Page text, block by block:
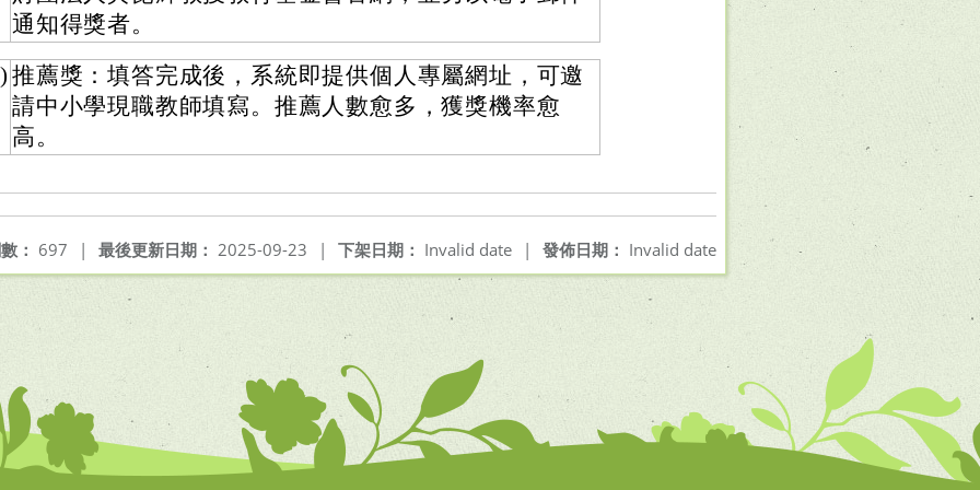
通知得獎者。
推薦獎：填答完成後，系統即提供個人專屬網址，可邀
請中小學現職教師填寫。推薦人數愈多，獲獎機率愈
高。
發佈日期： Invalid date
下架日期： Invalid date |
最後更新日期： 2025-09-23 |
： 697 |